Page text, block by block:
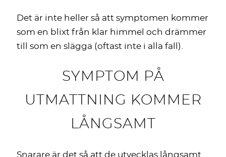
Det är inte heller så att symptomen kommer
som en blixt från klar himmel och drämmer
till som en slägga (oftast inte i alla fall).
SYMPTOM PÅ
UTMATTNING KOMMER
LÅNGSAMT
Snarare är det så att de utvecklas långsamt